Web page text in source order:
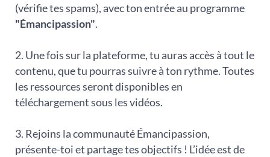
(vérifie tes spams), avec ton entrée au programme
"Émancipassion".
2. Une fois sur la plateforme, tu auras accès à tout le
contenu, que tu pourras suivre à ton rythme. Toutes
les ressources seront disponibles en
téléchargement sous les vidéos.
3. Rejoins la communauté Émancipassion,
présente-toi et partage tes objectifs ! L’idée est de